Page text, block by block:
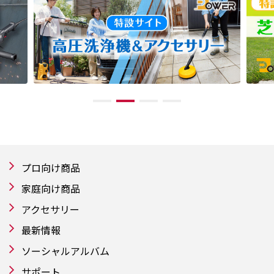
プロ向け商品
家庭向け商品
アクセサリー
最新情報
ソーシャルアルバム